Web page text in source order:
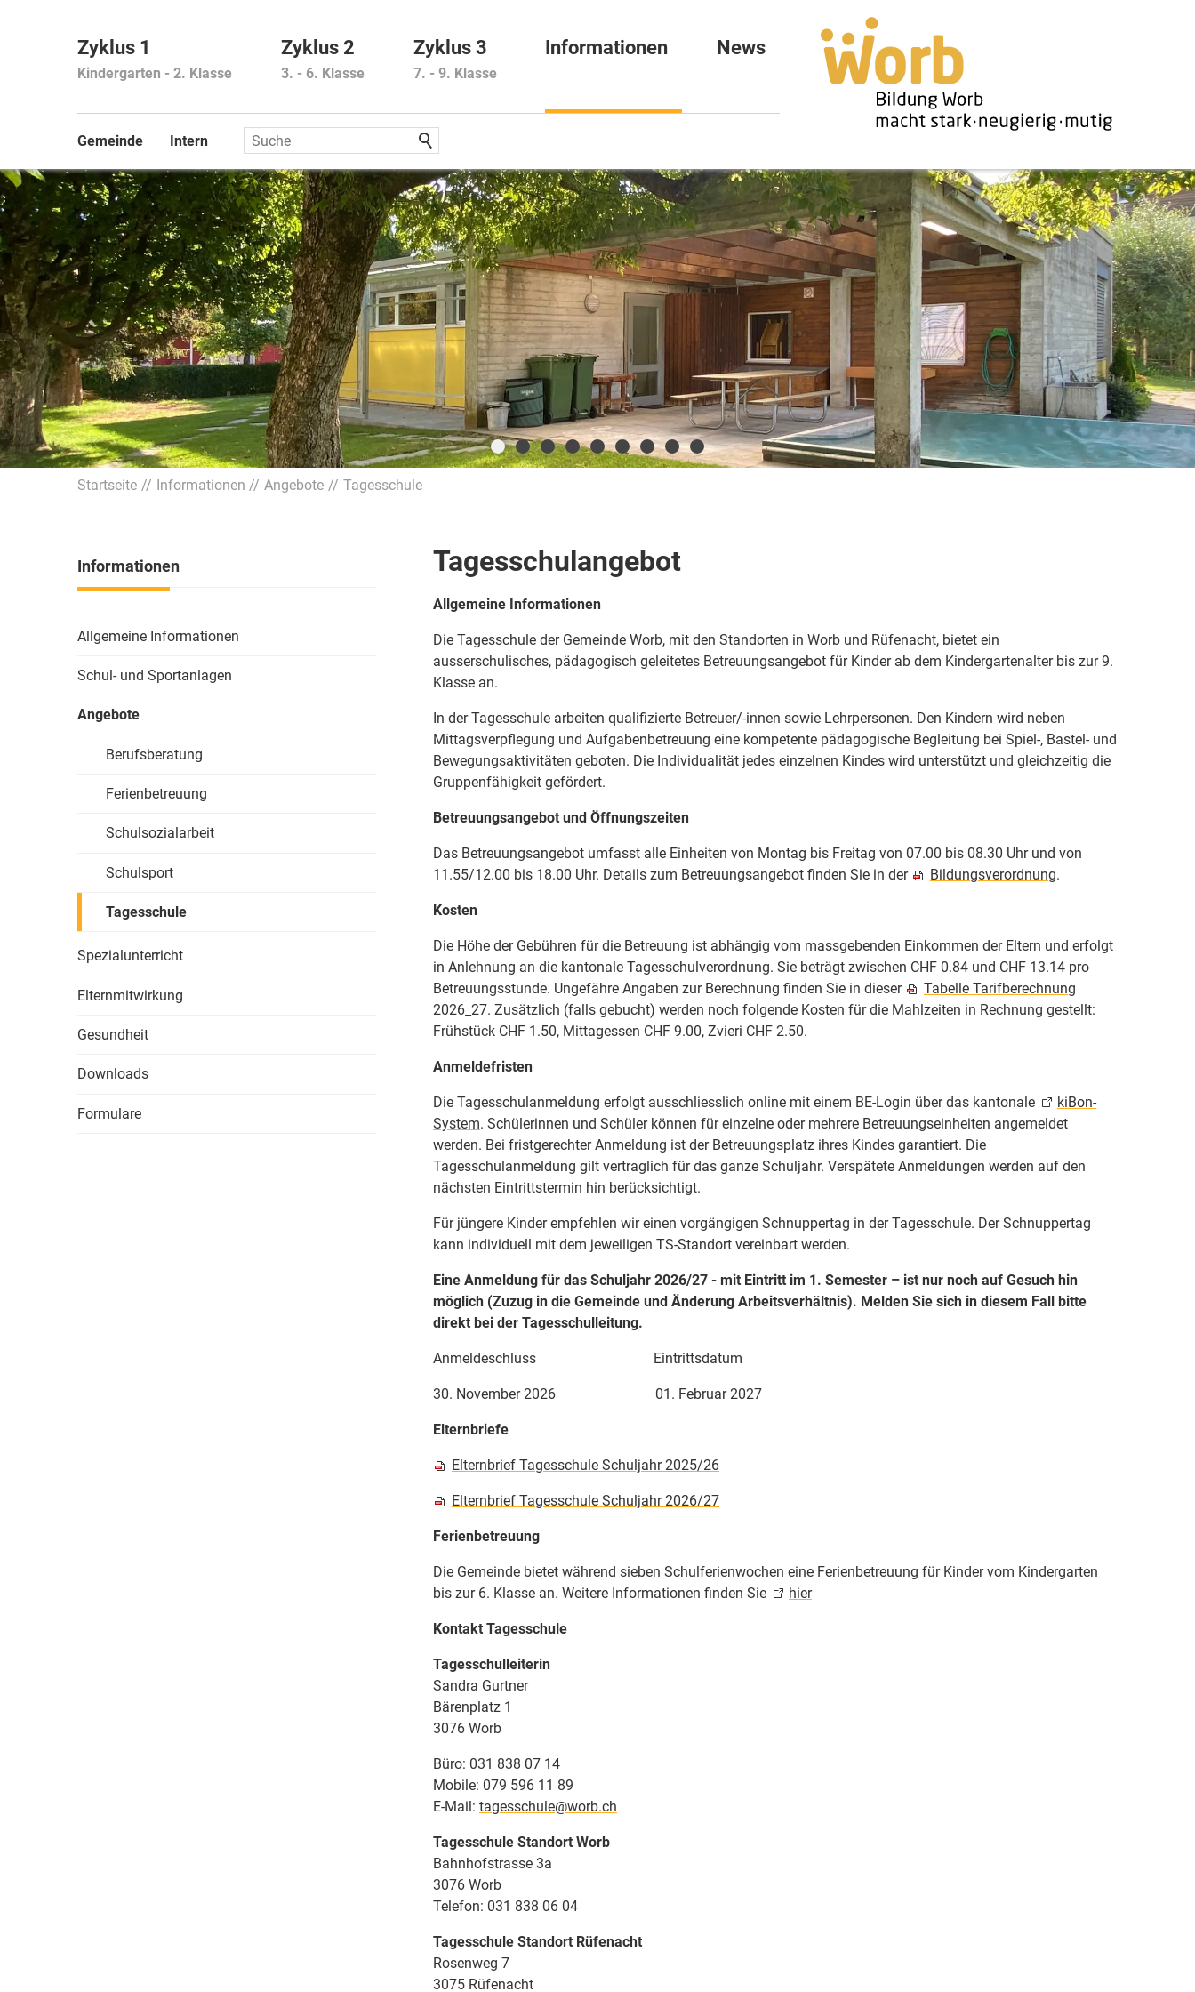
Gemeinde Intern
Zyklus 1 Zyklus 2 Zyklus 3 Informationen News
Startseite Informationen Angebote Tagesschule
Informationen
Allgemeine Informationen
Schul- und Sportanlagen
Angebote
Berufsberatung
Ferienbetreuung
Schulsozialarbeit
Schulsport
Tagesschule
Spezialunterricht
Elternmitwirkung
Gesundheit
Downloads
Formulare
Tagesschulangebot
Allgemeine Informationen
Die Tagesschule der Gemeinde Worb, mit den Standorten in Worb und Rüfenacht, bietet ein
ausserschulisches, pädagogisch geleitetes Betreuungsangebot für Kinder ab dem Kindergartenalter bis zur 9.
Klasse an.
In der Tagesschule arbeiten qualifizierte Betreuer/-innen sowie Lehrpersonen. Den Kindern wird neben
Mittagsverpflegung und Aufgabenbetreuung eine kompetente pädagogische Begleitung bei Spiel-, Bastel- und
Bewegungsaktivitäten geboten. Die Individualität jedes einzelnen Kindes wird unterstützt und gleichzeitig die
Gruppenfähigkeit gefördert.
Betreuungsangebot und Öffnungszeiten
Das Betreuungsangebot umfasst alle Einheiten von Montag bis Freitag von 07.00 bis 08.30 Uhr und von
11.55/12.00 bis 18.00 Uhr. Details zum Betreuungsangebot finden Sie in der
Bildungsverordnung.
Kosten
Die Höhe der Gebühren für die Betreuung ist abhängig vom massgebenden Einkommen der Eltern und erfolgt
in Anlehnung an die kantonale Tagesschulverordnung. Sie beträgt zwischen CHF 0.84 und CHF 13.14 pro
Betreuungsstunde. Ungefähre Angaben zur Berechnung finden Sie in dieser
Tabelle Tarifberechnung
2026_27. Zusätzlich (falls gebucht) werden noch folgende Kosten für die Mahlzeiten in Rechnung gestellt:
Frühstück CHF 1.50, Mittagessen CHF 9.00, Zvieri CHF 2.50.
Anmeldefristen
Die Tagesschulanmeldung erfolgt ausschliesslich online mit einem BE-Login über das kantonale
kiBon-
System. Schülerinnen und Schüler können für einzelne oder mehrere Betreuungseinheiten angemeldet
werden. Bei fristgerechter Anmeldung ist der Betreuungsplatz ihres Kindes garantiert. Die
Tagesschulanmeldung gilt vertraglich für das ganze Schuljahr. Verspätete Anmeldungen werden auf den
nächsten Eintrittstermin hin berücksichtigt.
Für jüngere Kinder empfehlen wir einen vorgängigen Schnuppertag in der Tagesschule. Der Schnuppertag
kann individuell mit dem jeweiligen TS-Standort vereinbart werden.
Eine Anmeldung für das Schuljahr 2026/27 - mit Eintritt im 1. Semester – ist nur noch auf Gesuch hin
möglich (Zuzug in die Gemeinde und Änderung Arbeitsverhältnis). Melden Sie sich in diesem Fall bitte
direkt bei der Tagesschulleitung.
Anmeldeschluss Eintrittsdatum
30. November 2026 01. Februar 2027
Elternbriefe
Elternbrief Tagesschule Schuljahr 2025/26
Elternbrief Tagesschule Schuljahr 2026/27
Ferienbetreuung
Die Gemeinde bietet während sieben Schulferienwochen eine Ferienbetreuung für Kinder vom Kindergarten
bis zur 6. Klasse an. Weitere Informationen finden Sie
hier
Kontakt Tagesschule
Tagesschulleiterin
Sandra Gurtner
Bärenplatz 1
3076 Worb
Büro: 031 838 07 14
Mobile: 079 596 11 89
E-Mail: tagesschule@worb.ch
Tagesschule Standort Worb
Bahnhofstrasse 3a
3076 Worb
Telefon: 031 838 06 04
Tagesschule Standort Rüfenacht
Rosenweg 7
3075 Rüfenacht